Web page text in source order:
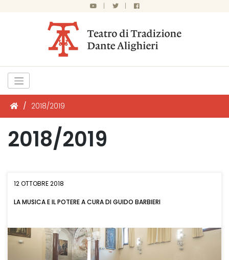
| |
/ 2018/2019
2018/2019
12 OTTOBRE 2018
LA MUSICA E IL POTERE A CURA DI GUIDO BARBIERI